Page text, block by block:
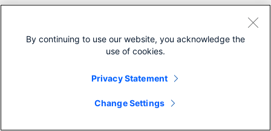
By continuing to use our website, you acknowledge the
use of cookies.
Privacy Statement
Change Settings